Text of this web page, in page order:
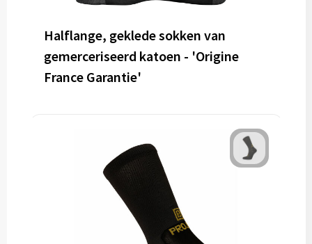
Halflange, geklede sokken van
gemerceriseerd katoen - 'Origine
France Garantie'